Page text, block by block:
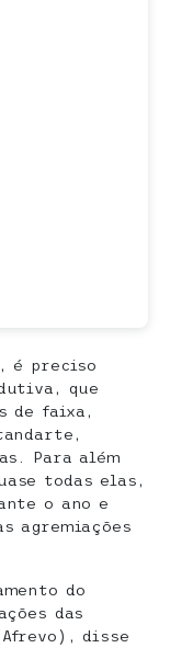
é preciso
que
de faixa,
Para além
todas elas,
o ano e
agremiações
do
das
disse